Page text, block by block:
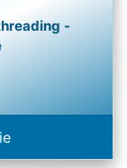
-